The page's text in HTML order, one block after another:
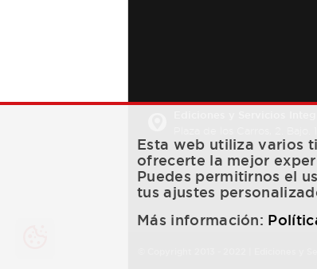
Esta web utiliza varios
ofrecerte la mejor
Puedes permitirnos el
tus ajustes
Más información: